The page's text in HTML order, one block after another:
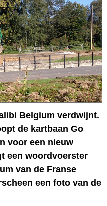
Belgium verdwijnt.
de kartbaan Go
voor een nieuw
een woordvoerster
van de Franse
een foto van de